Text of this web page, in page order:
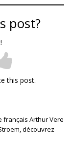
post?
this post.
français Arthur Vere
découvrez